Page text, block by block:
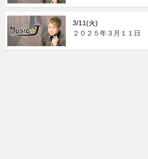
3/11(火)
２０２５年３月１１日